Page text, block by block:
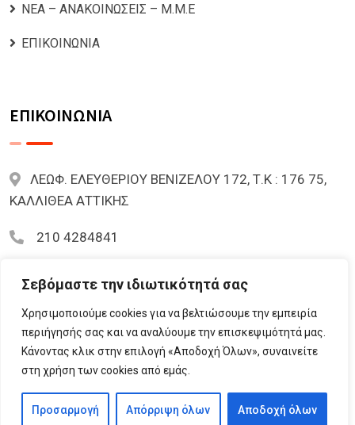
Σεβόμαστε την ιδιωτικότητά σας
Χρησιμοποιούμε cookies για να βελτιώσουμε την εμπειρία
περιήγησής σας και να αναλύουμε την επισκεψιμότητά μας.
Κάνοντας κλικ στην επιλογή «Αποδοχή Όλων», συναινείτε
στη χρήση των cookies από εμάς.
Προσαρμογή Απόρριψη όλων Αποδοχή όλων
ΝΕΑ – ΑΝΑΚΟΙΝΩΣΕΙΣ – Μ.Μ.Ε
ΕΠΙΚΟΙΝΩΝΙΑ
ΕΠΙΚΟΙΝΩΝΙΑ
ΛΕΩΦ. ΕΛΕΥΘΕΡΙΟΥ ΒΕΝΙΖΕΛΟΥ 172, Τ.Κ : 176 75,
ΚΑΛΛΙΘΕΑ ΑΤΤΙΚΗΣ
210 4284841
© 2023 Lifementor.gr All Rights Reserved By